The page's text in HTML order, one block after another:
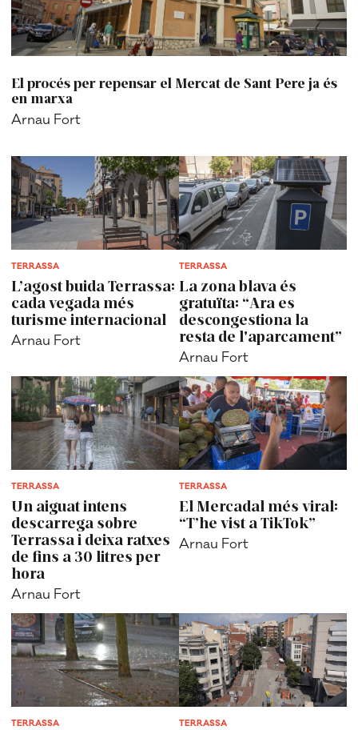
El procés per repensar el Mercat de Sant Pere ja és
en marxa
Arnau Fort
TERRASSA
L’agost buida Terrassa:
cada vegada més
turisme internacional
Arnau Fort
TERRASSA
La zona blava és
gratuïta: “Ara es
descongestiona la
resta de l'aparcament”
Arnau Fort
TERRASSA
Un aiguat intens
descarrega sobre
Terrassa i deixa ratxes
de fins a 30 litres per
hora
Arnau Fort
TERRASSA
El Mercadal més viral:
“T’he vist a TikTok”
Arnau Fort
TERRASSA TERRASSA